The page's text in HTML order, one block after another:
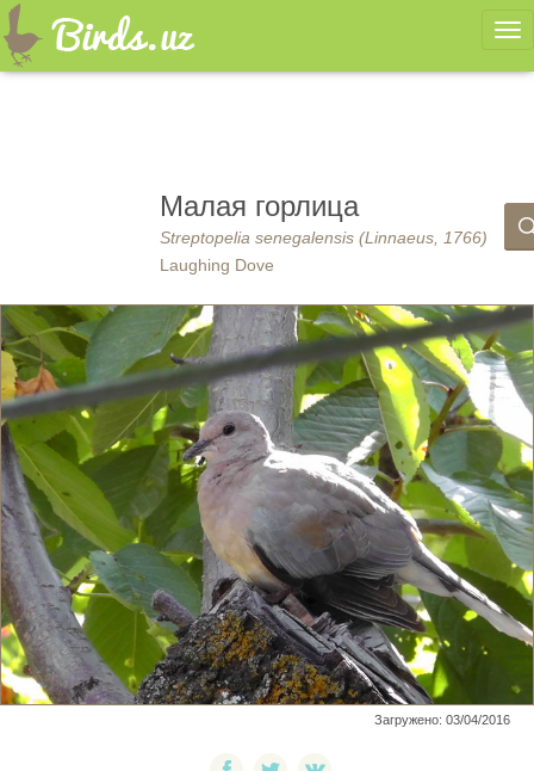
Малая горлица
Streptopelia senegalensis (Linnaeus, 1766)
Laughing Dove
Загружено: 03/04/2016